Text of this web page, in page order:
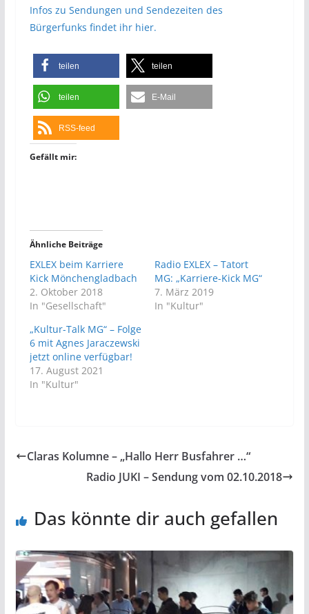
Infos zu Sendungen und Sendezeiten des
Bürgerfunks findet ihr hier.
teilen teilen
teilen E-Mail
RSS-feed
Gefällt mir:
Ähnliche Beiträge
EXLEX beim Karriere
Kick Mönchengladbach
2. Oktober 2018
In "Gesellschaft"
Radio EXLEX – Tatort
MG: „Karriere-Kick MG“
7. März 2019
In "Kultur"
„Kultur-Talk MG“ – Folge
6 mit Agnes Jaraczewski
jetzt online verfügbar!
17. August 2021
In "Kultur"
Claras Kolumne – „Hallo Herr Busfahrer …“
Radio JUKI – Sendung vom 02.10.2018
Das könnte dir auch gefallen